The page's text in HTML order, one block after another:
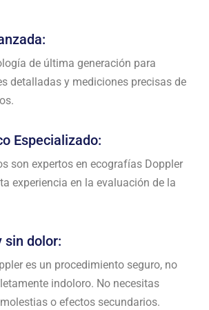
de última generación para
detalladas y mediciones precisas de
Especializado:
son expertos en ecografías Doppler
experiencia en la evaluación de la
sin dolor:
es un procedimiento seguro, no
indoloro. No necesitas
o efectos secundarios.